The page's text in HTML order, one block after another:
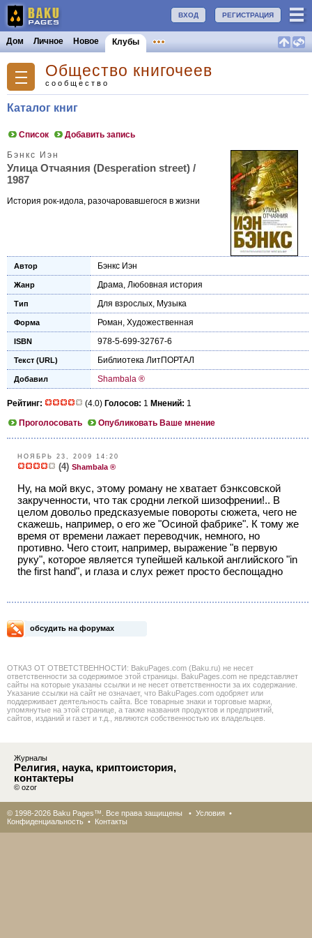
РЕГИСТРАЦИЯ
ВХОД
Дом Личное Новое Клубы
Общество книгочеев
сообщество
Каталог книг
Список Добавить запись
Бэнкс Иэн
Улица Отчаяния (Desperation street) /
1987
История рок-идола, разочаровавшегося в жизни
Автор Бэнкс Иэн
Жанр Драма, Любовная история
Тип Для взрослых, Музыка
Форма Роман, Художественная
ISBN 978-5-699-32767-6
Текст (URL) Библиотека ЛитПОРТАЛ
Добавил Shambala ®
Рейтинг: (4.0) Голосов: 1 Мнений: 1
Проголосовать
Опубликовать Ваше мнение
НОЯБРЬ 23, 2009 14:20
(4) Shambala ®
Ну, на мой вкус, этому роману не хватает бэнксовской
закрученности, что так сродни легкой шизофрении!.. В
целом довольо предсказуемые повороты сюжета, чего не
скажешь, например, о его же "Осиной фабрике". К тому же
время от времени лажает переводчик, немного, но
противно. Чего стоит, например, выражение "в первую
руку", которое является тупейшей калькой английского "in
the first hand", и глаза и слух режет просто беспощадно
обсудить на форумах
ОТКАЗ ОТ ОТВЕТСТВЕННОСТИ: BakuPages.com (Baku.ru) не несет
ответственности за содержимое этой страницы. BakuPages.com не представляет
сайты на которые указаны ссылки и не несет ответственности за их содержание.
Указание ссылки на сайт не означает, что BakuPages.com одобряет или
поддерживает деятельность сайта. Все товарные знаки и торговые марки,
упомянутые на этой странице, а также названия продуктов и предприятий,
сайтов, изданий и газет и т.д., являются собственностью их владельцев.
Журналы
Религия, наука, криптоистория,
контактеры
© ozor
© 1998-2026 Baku Pages™. Все права защищены • Условия •
Конфиденциальность • Контакты